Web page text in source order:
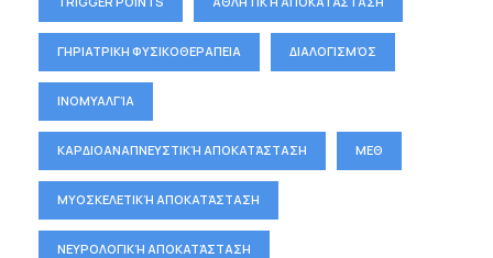
ΓΗΡΙΑΤΡΙΚΗ ΦΥΣΙΚΟΘΕΡΑΠΕΙΑ ΔΙΑΛΟΓΙΣΜΌΣ
ΙΝΟΜΥΑΛΓΊΑ
ΚΑΡΔΙΟΑΝΑΠΝΕΥΣΤΙΚΉ ΑΠΟΚΑΤΆΣΤΑΣΗ ΜΕΘ
ΜΥΟΣΚΕΛΕΤΙΚΉ ΑΠΟΚΑΤΆΣΤΑΣΗ
ΝΕΥΡΟΛΟΓΙΚΉ ΑΠΟΚΑΤΆΣΤΑΣΗ